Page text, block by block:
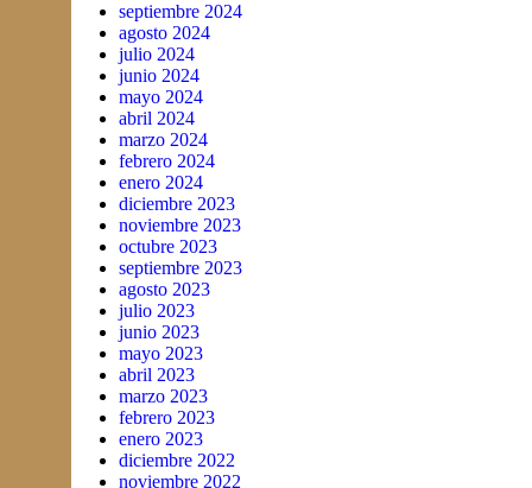
septiembre 2024
agosto 2024
julio 2024
junio 2024
mayo 2024
abril 2024
marzo 2024
febrero 2024
enero 2024
diciembre 2023
noviembre 2023
octubre 2023
septiembre 2023
agosto 2023
julio 2023
junio 2023
mayo 2023
abril 2023
marzo 2023
febrero 2023
enero 2023
diciembre 2022
noviembre 2022